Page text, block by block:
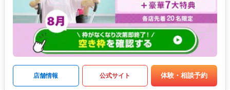
店舗情報 公式サイト 体験・相談予約